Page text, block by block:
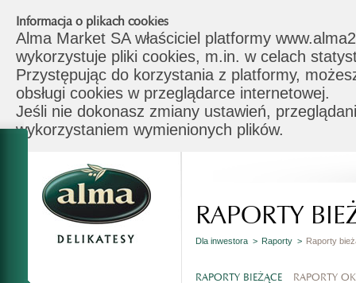
Informacja o plikach cookies
Alma Market SA właściciel platformy
wykorzystuje pliki cookies, m.in. w celach
Przystępując do korzystania z platformy,
obsługi cookies w przeglądarce internetowej.
Jeśli nie dokonasz zmiany ustawień,
wykorzystaniem wymienionych plików.
RAPORTY
Dla inwestora > Raporty > Raporty
RAPORTY BIEŻĄCE RAPORTY